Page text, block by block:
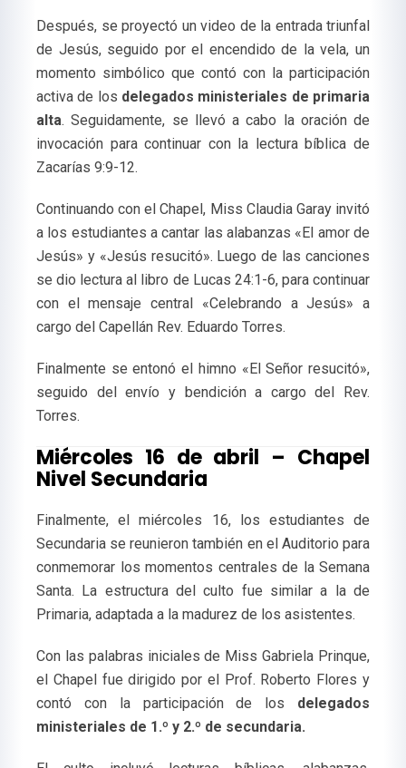
Después, se proyectó un video de la entrada triunfal
de Jesús, seguido por el encendido de la vela, un
momento simbólico que contó con la participación
activa de los delegados ministeriales de primaria
alta. Seguidamente, se llevó a cabo la oración de
invocación para continuar con la lectura bíblica de
Zacarías 9:9-12.
Continuando con el Chapel, Miss Claudia Garay invitó
a los estudiantes a cantar las alabanzas «El amor de
Jesús» y «Jesús resucitó». Luego de las canciones
se dio lectura al libro de Lucas 24:1-6, para continuar
con el mensaje central «Celebrando a Jesús» a
cargo del Capellán Rev. Eduardo Torres.
Finalmente se entonó el himno «El Señor resucitó»,
seguido del envío y bendición a cargo del Rev.
Torres.
Miércoles 16 de abril – Chapel
Nivel Secundaria
Finalmente, el miércoles 16, los estudiantes de
Secundaria se reunieron también en el Auditorio para
conmemorar los momentos centrales de la Semana
Santa. La estructura del culto fue similar a la de
Primaria, adaptada a la madurez de los asistentes.
Con las palabras iniciales de Miss Gabriela Prinque,
el Chapel fue dirigido por el Prof. Roberto Flores y
contó con la participación de los delegados
ministeriales de 1.º y 2.º de secundaria.